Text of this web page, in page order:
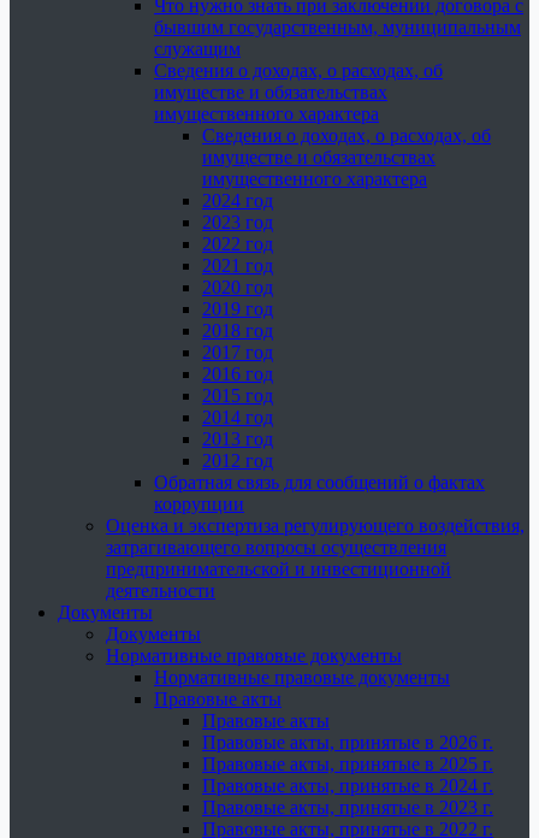
Что нужно знать при заключении договора с
бывшим государственным, муниципальным
служащим
Сведения о доходах, о расходах, об
имуществе и обязательствах
имущественного характера
Сведения о доходах, о расходах, об
имуществе и обязательствах
имущественного характера
2024 год
2023 год
2022 год
2021 год
2020 год
2019 год
2018 год
2017 год
2016 год
2015 год
2014 год
2013 год
2012 год
Обратная связь для сообщений о фактах
коррупции
Оценка и экспертиза регулирующего воздействия,
затрагивающего вопросы осуществления
предпринимательской и инвестиционной
деятельности
Документы
Документы
Нормативные правовые документы
Нормативные правовые документы
Правовые акты
Правовые акты
Правовые акты, принятые в 2026 г.
Правовые акты, принятые в 2025 г.
Правовые акты, принятые в 2024 г.
Правовые акты, принятые в 2023 г.
Правовые акты, принятые в 2022 г.